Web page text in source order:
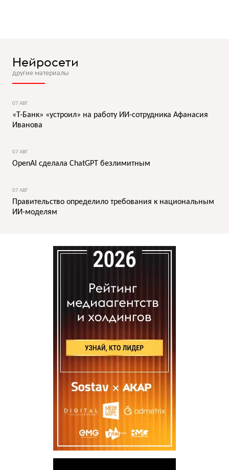
Нейросети
другие материалы
07 АВГ
«Т-Банк» «устроил» на работу ИИ-сотрудника Афанасия
Иванова
07 АВГ
OpenAI сделала ChatGPT безлимитным
07 АВГ
Правительство определило требования к национальным
ИИ-моделям